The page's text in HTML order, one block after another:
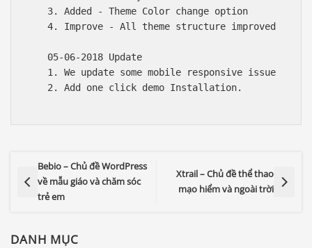
    3. Added - Theme Color change option
    4. Improve - All theme structure improved
    05-06-2018 Update
    1. We update some mobile responsive issue
    2. Add one click demo Installation.
Bebio – Chủ đề WordPress
về mẫu giáo và chăm sóc
trẻ em
Xtrail – Chủ đề thể thao
mạo hiểm và ngoài trời
DANH MỤC